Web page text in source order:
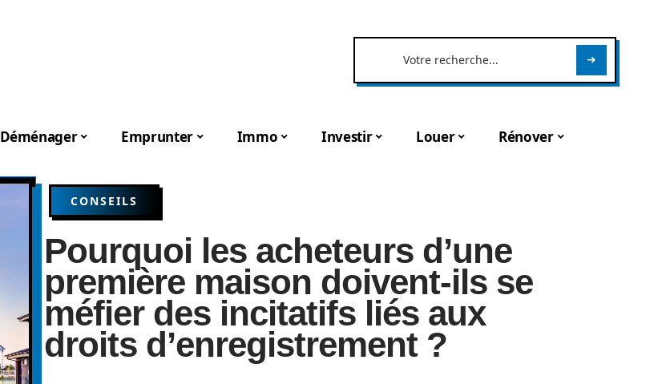
Déménager Emprunter Immo Investir Louer Rénover
CONSEILS
Pourquoi les acheteurs d’une
première maison doivent-ils se
méfier des incitatifs liés aux
droits d’enregistrement ?